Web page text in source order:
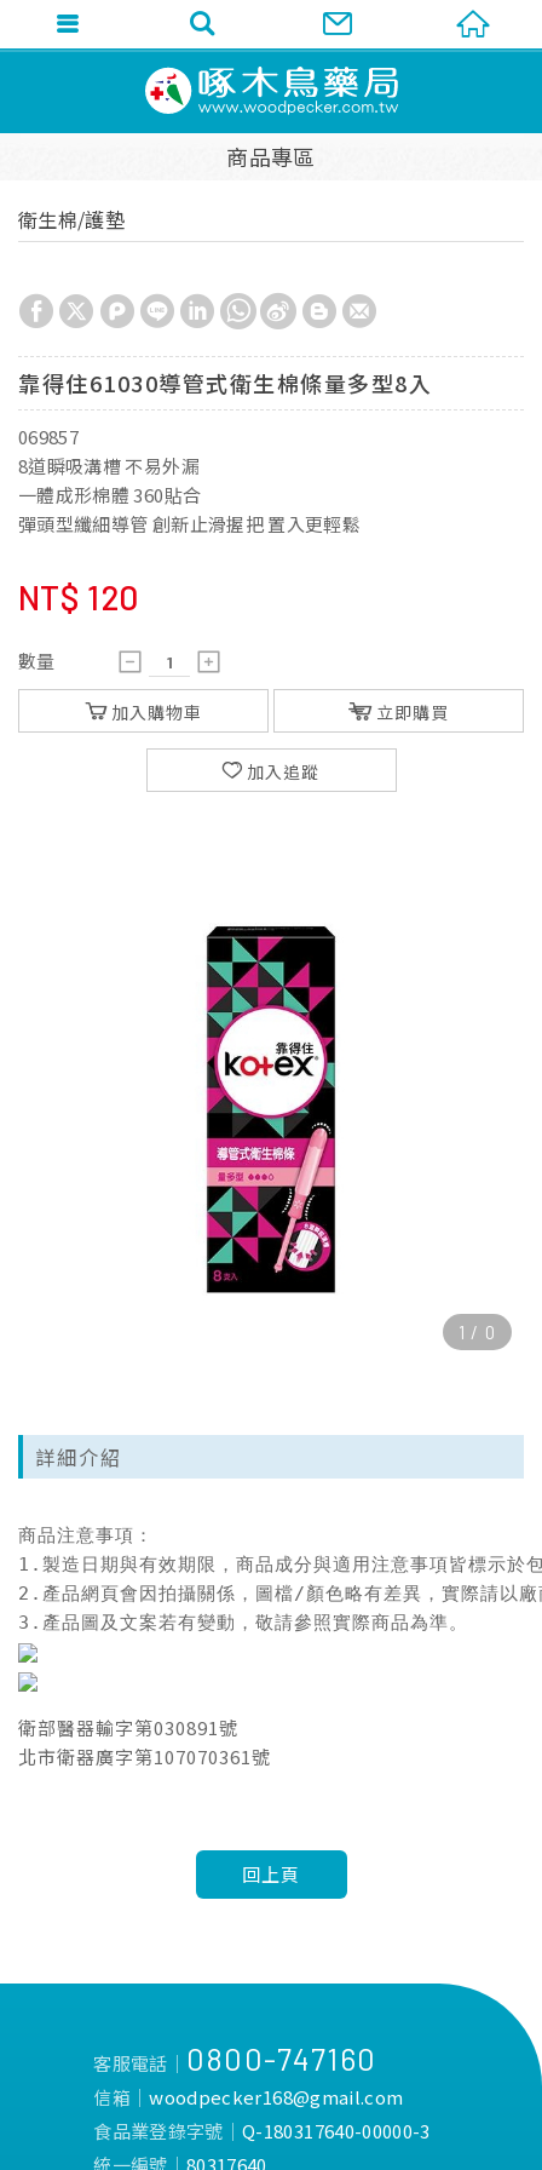
商品專區
衛生棉/護墊
靠得住61030導管式衛生棉條量多型8入
069857
8道瞬吸溝槽 不易外漏
一體成形棉體 360貼合
彈頭型纖細導管 創新止滑握把 置入更輕鬆
NT$ 120
數量
加入購物車 立即購買
加入追蹤
1 / 0
詳細介紹
商品注意事項：
1.製造日期與有效期限，商品成分與適用注意事項皆標示於
2.產品網頁會因拍攝關係，圖檔/顏色略有差異，實際請以
衛部醫器輸字第030891號
北市衛器廣字第107070361號
回上頁
客服電話│ 0800-747160
信箱│woodpecker168@gmail.com
食品業登錄字號│Q-180317640-00000-3
統一編號│80317640